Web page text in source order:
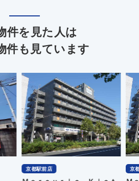
件を見た人は
件も見ています
京都駅前店 京